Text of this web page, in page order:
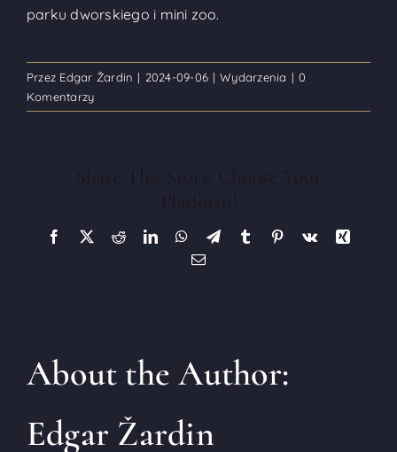
parku dworskiego i mini zoo.
Przez Edgar Žardin | 2024-09-06 | Wydarzenia | 0
Komentarzy
Facebook
X RedditLinkedInWhatsApp
TelegramTumblr Pinterest
Vk
Xing
E-
About the Author:
Edgar Žardin